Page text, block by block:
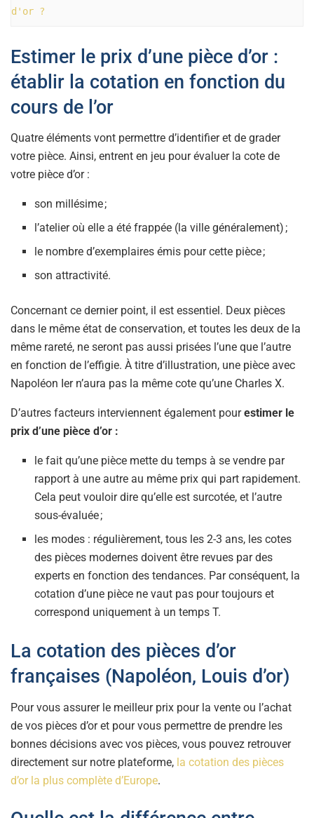
d'or ?
Estimer le prix d’une pièce d’or :
établir la cotation en fonction du
cours de l’or
Quatre éléments vont permettre d’identifier et de grader
votre pièce. Ainsi, entrent en jeu pour évaluer la cote de
votre pièce d’or :
son millésime ;
l’atelier où elle a été frappée (la ville généralement) ;
le nombre d’exemplaires émis pour cette pièce ;
son attractivité.
Concernant ce dernier point, il est essentiel. Deux pièces
dans le même état de conservation, et toutes les deux de la
même rareté, ne seront pas aussi prisées l’une que l’autre
en fonction de l’effigie. À titre d’illustration, une pièce avec
Napoléon Ier n’aura pas la même cote qu’une Charles X.
D’autres facteurs interviennent également pourestimer le
prix d’une pièce d’or :
le fait qu’une pièce mette du temps à se vendre par
rapport à une autre au même prix qui part rapidement.
Cela peut vouloir dire qu’elle est surcotée, et l’autre
sous-évaluée ;
les modes : régulièrement, tous les 2-3 ans, les cotes
des pièces modernes doivent être revues par des
experts en fonction des tendances. Par conséquent, la
cotation d’une pièce ne vaut pas pour toujours et
correspond uniquement à un temps T.
La cotation des pièces d’or
françaises (Napoléon, Louis d’or)
Pour vous assurer le meilleur prix pour la vente ou l’achat
de vos pièces d’or et pour vous permettre de prendre les
bonnes décisions avec vos pièces, vous pouvez retrouver
directement sur notre plateforme, la cotation des pièces
d’or la plus complète d’Europe.